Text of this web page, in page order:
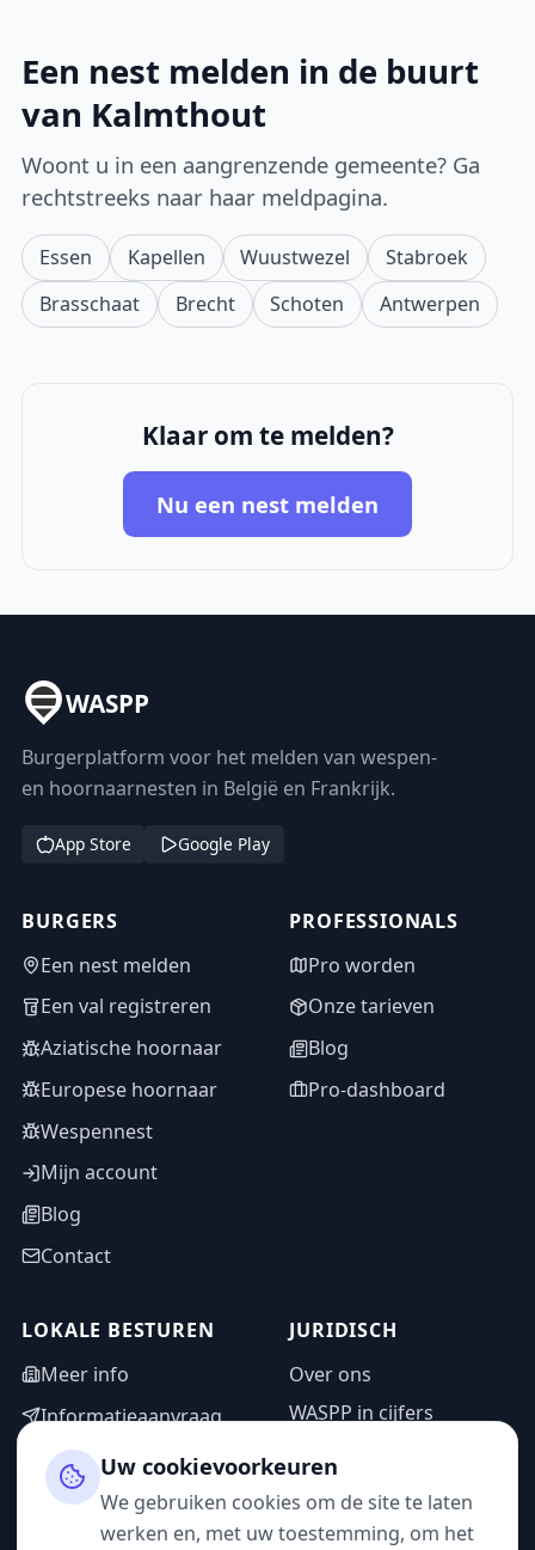
Een nest melden in de buurt
van Kalmthout
Woont u in een aangrenzende gemeente? Ga
rechtstreeks naar haar meldpagina.
Essen Kapellen Wuustwezel
Stabroek
Brasschaat
Brecht Schoten Antwerpen
Klaar om te melden?
Nu een nest melden
WASPP
Burgerplatform voor het melden van wespen-
en hoornaarnesten in België en Frankrijk.
App Store Google Play
BURGERS
Een nest melden
Een val registreren
Aziatische hoornaar
Europese hoornaar
Wespennest
Mijn account
Blog
Contact
PROFESSIONALS
Pro worden
Onze tarieven
Blog
Pro-dashboard
LOKALE BESTUREN
Meer info
Informatieaanvraag
Adminzone
JURIDISCH
Over ons
WASPP in cijfers
Privacybeleid
Gebruiksvoorwaarden
Uw cookievoorkeuren
We gebruiken cookies om de site te laten
werken en, met uw toestemming, om het